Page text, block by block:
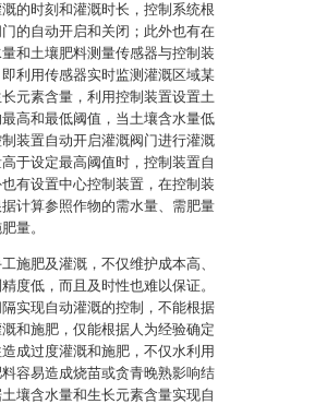
的时刻和灌溉时长，控制系统根
的自动开启和关闭；此外也有在
和土壤肥料测量传感器与控制装
利用传感器实时监测灌溉区域某
元素含量，利用控制装置设置土
高和最低阈值，当土壤含水量低
装置自动开启灌溉阀门进行灌溉
于设定最高阈值时，控制装置自
有设置中心控制装置，在控制装
计算参照作物的需水量、需肥量
量。
施肥及灌溉，不仅维护成本高、
度低，而且及时性也难以保证。
实现自动灌溉的控制，不能根据
和施肥，仅能根据人为经验确定
成过度灌溉和施肥，不仅水利用
容易造成烧苗或贪青晚熟影响结
壤含水量和生长元素含量实现自